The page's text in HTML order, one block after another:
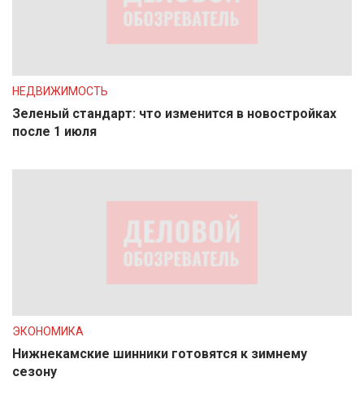
НЕДВИЖИМОСТЬ
Зеленый стандарт: что изменится в новостройках
после 1 июля
ЭКОНОМИКА
Нижнекамские шинники готовятся к зимнему
сезону